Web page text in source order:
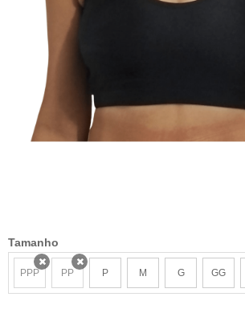
Tamanho
PPP
x PPx P M G GG